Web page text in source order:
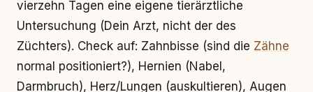
vierzehn Tagen eine eigene tierärztliche
Untersuchung (Dein Arzt, nicht der des
Züchters). Check auf: Zahnbisse (sind die Zähne
normal positioniert?), Hernien (Nabel,
Darmbruch), Herz/Lungen (auskultieren), Augen